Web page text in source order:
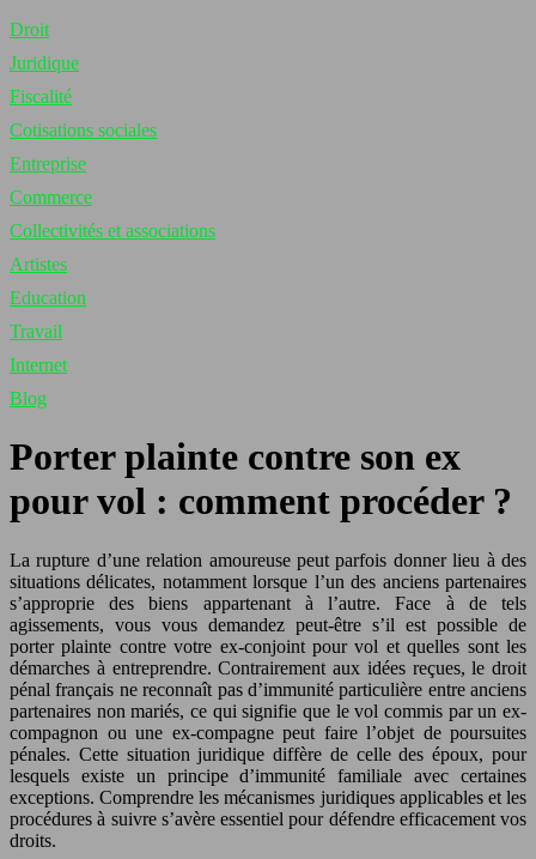
Droit
Juridique
Fiscalité
Cotisations sociales
Entreprise
Commerce
Collectivités et associations
Artistes
Education
Travail
Internet
Blog
Porter plainte contre son ex
pour vol : comment procéder ?
La rupture d’une relation amoureuse peut parfois donner lieu à des
situations délicates, notamment lorsque l’un des anciens partenaires
s’approprie des biens appartenant à l’autre. Face à de tels
agissements, vous vous demandez peut-être s’il est possible de
porter plainte contre votre ex-conjoint pour vol et quelles sont les
démarches à entreprendre. Contrairement aux idées reçues, le droit
pénal français ne reconnaît pas d’immunité particulière entre anciens
partenaires non mariés, ce qui signifie que le vol commis par un ex-
compagnon ou une ex-compagne peut faire l’objet de poursuites
pénales. Cette situation juridique diffère de celle des époux, pour
lesquels existe un principe d’immunité familiale avec certaines
exceptions. Comprendre les mécanismes juridiques applicables et les
procédures à suivre s’avère essentiel pour défendre efficacement vos
droits.